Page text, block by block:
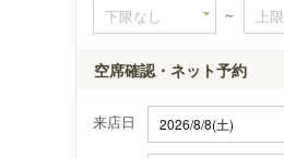
～
空席確認・ネット予約
来店日